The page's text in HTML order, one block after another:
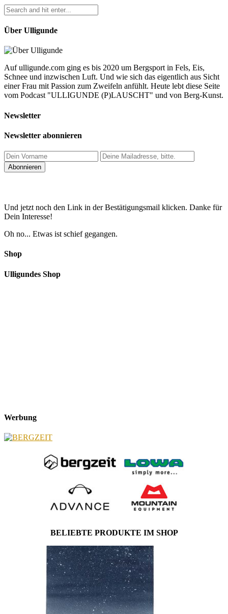
Über Ulligunde
Auf ulligunde.com ging es bis 2020 um Bergsport in Fels, Eis,
Schnee und inzwischen Luft. Und wie sich das eigentlich aus Sicht
einer Frau mit Passion zum Zweifeln anfühlt. Heute lebt diese Seite
vom Podcast "ULLIGUNDE (P)LAUSCHT" und von Berg-Kunst.
Newsletter
Newsletter abonnieren
Und jetzt noch den Link in der Bestätigungsmail klicken. Danke für
Dein Interesse!
Oh no... Etwas ist schief gegangen.
Shop
Ulligundes Shop
Werbung
BELIEBTE PRODUKTE IM SHOP